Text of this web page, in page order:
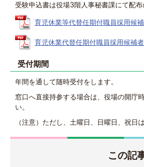
受験申込書は役場3階人事秘書課にて配
育児休業等代替任期付職員採用候
育児休業代替任期付職員採用候補
受付期間
年間を通して随時受付をします。
窓口へ直接持参する場合は、役場の開庁
い。
（注意）ただし、土曜日、日曜日、祝日は
この記